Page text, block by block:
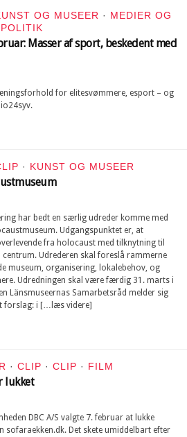
OG MUSEER · MEDIER OG
POLITIK
Masser af sport, beskedent med
for elitesvømmere, esport – og
· KUNST OG MUSEER
har bedt en særlig udreder komme med
Udgangspunktet er, at
fra holocaust med tilknytning til
centrum. Udrederen skal foreslå rammerne
museum, organisering, lokalebehov, og
Udredningen skal være færdig 31. marts i
Länsmuseernas Samarbetsråd melder sig
forslag: i […læs videre]
· CLIP · CLIP · FILM
lukket
DBC A/S valgte 7. februar at lukke
sofaraekken.dk. Det skete umiddelbart efter